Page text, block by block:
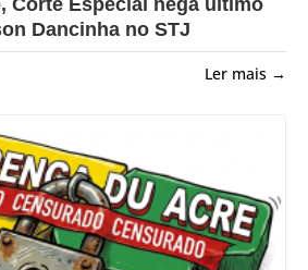
Dancinha no STJ
Ler mais →